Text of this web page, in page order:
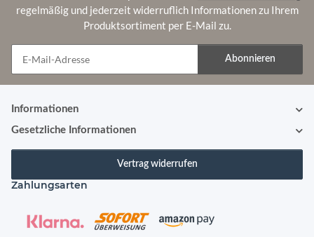
regelmäßig und jederzeit widerruflich Informationen zu Ihrem
Produktsortiment per E-Mail zu.
Abonnieren
Informationen
Gesetzliche Informationen
Vertrag widerrufen
Zahlungsarten